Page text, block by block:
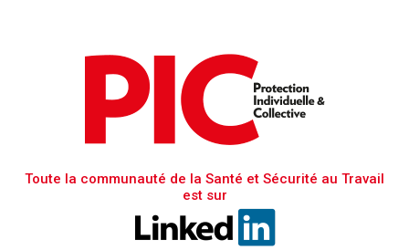
Toute la communauté de la Santé et Sécurité au Travail
est sur